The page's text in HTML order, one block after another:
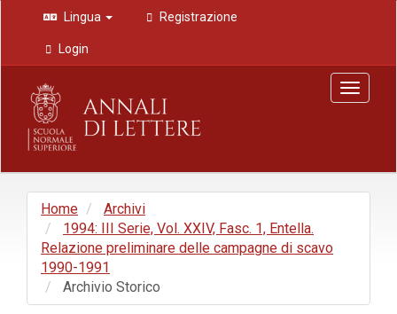
Navigazione
principale
Contenuto
principale
Barra
laterale
Lingua Registrazione
Login
Toggle
Home
Archivi
1994: III Serie, Vol. XXIV, Fasc. 1, Entella.
Relazione preliminare delle campagne di scavo
1990-1991
Archivio Storico